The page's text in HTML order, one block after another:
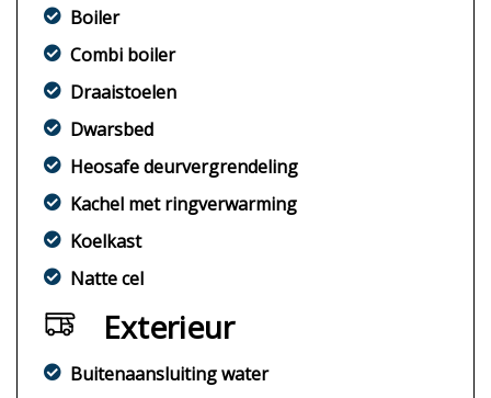
Boiler
Combi boiler
Draaistoelen
Dwarsbed
Heosafe deurvergrendeling
Kachel met ringverwarming
Koelkast
Natte cel
Exterieur
Buitenaansluiting water